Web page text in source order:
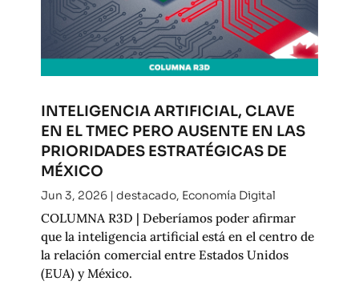
INTELIGENCIA ARTIFICIAL, CLAVE
EN EL TMEC PERO AUSENTE EN LAS
PRIORIDADES ESTRATÉGICAS DE
MÉXICO
Jun 3, 2026| destacado, Economía Digital
COLUMNA R3D | Deberíamos poder afirmar
que la inteligencia artificial está en el centro de
la relación comercial entre Estados Unidos
(EUA) y México.